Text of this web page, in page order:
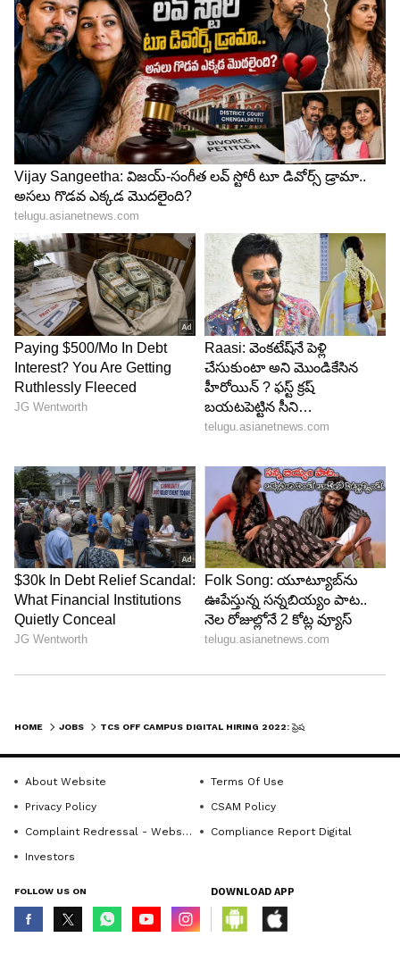
-https://www.tcs.com/careers/tcs-digital-
hiring వెబ్‌సైట్ ఓపెన్ చేసిన తర్వాత Apple Here with
CT/DT ID పైన క్లిక్ చేసి దరఖాస్తు ప్రక్రియ పూర్తి చేయాలి.
అభ్యర్థులకు గమనిక:ఒక అభ్యర్థి ఒక దరఖాస్తు మాత్రమే
సబ్మిట్ చేయాలి. ఒకటి కన్నా ఎక్కువ అప్లికేషన్స్ సబ్మిట్ చేస్తే
సదరు అభ్యర్థిని అనర్హులుగా పరిగణిస్తారు. అభ్యర్థులు
తప్పనిసరిగా రెండు దశల్లో అప్లికేషన్ ప్రాసెస్ పూర్తి చేయాలి.
సెలెక్షన్ ప్రాసెస్ సమయంలో అభ్యర్థులు విద్యార్హతల
సర్టిఫికెట్స్‌తో పాటు ఎంప్లాయ్‌మెంట్ డాక్యుమెంట్స్ సిద్ధంగా
ఉంచుకోవాలి. టెస్టుకు సంబంధిచిన సమాచారాన్ని TCS
iON అందిజేస్తుంది. సంబంధిత వెబ్‌సైట్‌లో ఎప్పటికప్పుడు
వివరాలను చెక్‌ చేసుకోవచ్చు.
HOME JOBS
About Website
Terms Of Use
Privacy Policy
CSAM Policy
Complaint Redressal - Website
Compliance Report Digital
Investors
FOLLOW US ON DOWNLOAD APP